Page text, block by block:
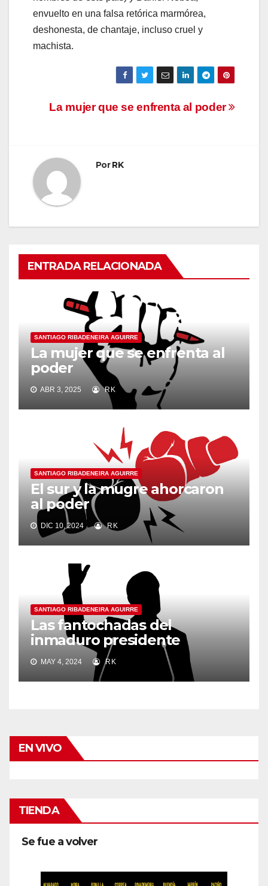
envuelto en una falsa retórica marmórea,
deshonesta, de chantaje, incluso cruel y
machista.
Navegación
La mujer que se enfrenta al poder
PorRK
ENTRADA RELACIONADA
SANTIAGO RIBADENEIRA AGUIRRE
La mujer que se enfrenta al
poder
ABR 3, 2025 RK
SANTIAGO RIBADENEIRA AGUIRRE
El sur y la mugre ahorcaron
al poder
DIC 10, 2024 RK
SANTIAGO RIBADENEIRA AGUIRRE
Las fantochadas del
inmaduro presidente
MAY 4, 2024 RK
EN VIVO
TIENDA
Se fue a volver